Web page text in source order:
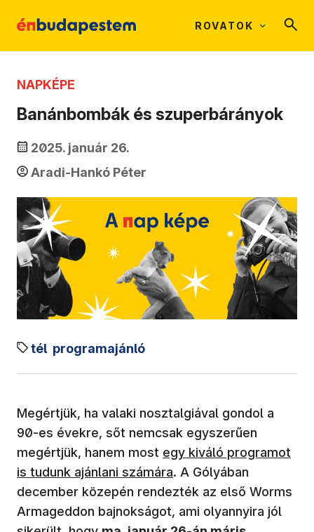
ROVATOK
NAPKÉPE
Banánbombák és szuperbárányok
2025. január 26.
Aradi-Hankó Péter
tél programajánló
Megértjük, ha valaki nosztalgiával gondol a
90-es évekre, sőt nemcsak egyszerűen
megértjük, hanem most (új ablakban nyílik meg)
egy kiváló programot
is tudunk ajánlani számára. A Gólyában
december közepén rendezték az első Worms
Armageddon bajnokságot, ami olyannyira jól